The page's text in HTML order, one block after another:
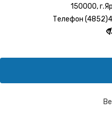
150000,
Телефон